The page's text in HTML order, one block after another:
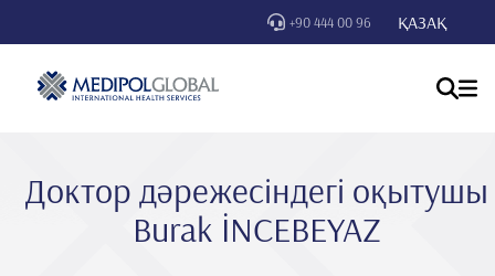
+90 444 00 96 ҚАЗАҚ
Доктор дәрежесіндегі оқытушы
Burak İNCEBEYAZ